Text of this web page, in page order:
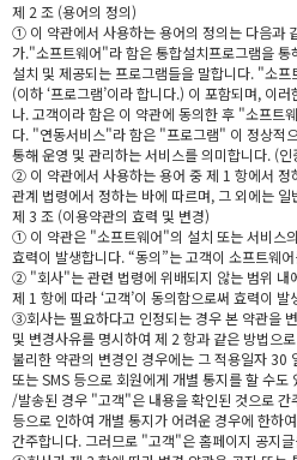
제 2 조 (용어의 정의)
① 이 약관에서 사용하는 용어의 정의는 다음과
가."소프트웨어"라 함은 통합설치프로그램을
설치 및 제공되는 프로그램들을 말합니다. "소
(이하 ‘프로그램’이라 합니다.) 이 포함되며, 이
나. 고객이라 함은 이 약관에 동의한 후 "소프트
다. "연동서비스"라 함은 "프로그램" 이 정상적
통해 운영 및 관리하는 서비스를 의미합니다. (
② 이 약관에서 사용하는 용어 중 제 1 항에서 정
관계 법령에서 정하는 바에 따르며, 그 외에는 일
제 3 조 (이용약관의 효력 및 변경)
① 이 약관은 "소프트웨어"의 설치 또는 서비스
효력이 발생합니다. “동의”는 고객이 소프트웨
② "회사"는 관련 법령에 위배되지 않는 범위 내
제 1 항에 따라 ‘고객’이 동의함으로써 효력이 발
③회사는 필요하다고 인정되는 경우 본 약관을
및 변경사유를 명시하여 제 2 항과 같은 방법으
불리한 약관의 변경인 경우에는 그 적용일자
또는 SMS 등으로 회원에게 개별 통지를 할 수
/발송된 경우 "고객"은 내용을 확인된 것으로
등으로 인하여 개별 통지가 어려운 경우에 한하
간주합니다. 그러므로 "고객"은 홈페이지 공지